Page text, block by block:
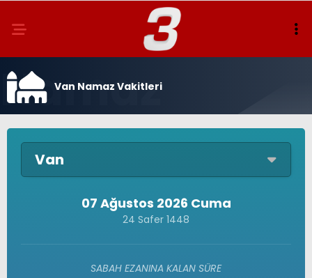
Van Namaz Vakitleri
Van
07 Ağustos 2026 Cuma
24 Safer 1448
SABAH EZANINA KALAN SÜRE